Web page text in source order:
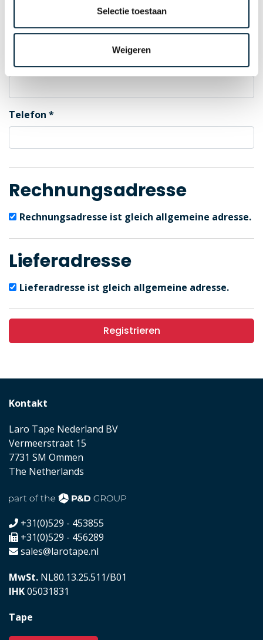
Selectie toestaan
Weigeren
E-Mail zur Auftragsbestätigung
Telefon
Rechnungsadresse
Rechnungsadresse ist gleich allgemeine adresse.
Lieferadresse
Lieferadresse ist gleich allgemeine adresse.
Registrieren
Kontakt
Laro Tape Nederland BV
Vermeerstraat 15
7731 SM Ommen
The Netherlands
+31(0)529 - 453855
+31(0)529 - 456289
sales@larotape.nl
MwSt. NL80.13.25.511/B01
IHK05031831
Tape